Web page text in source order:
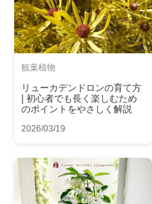
観葉植物
リューカデンドロンの育て方
| 初心者でも長く楽しむため
のポイントをやさしく解説
2026/03/19